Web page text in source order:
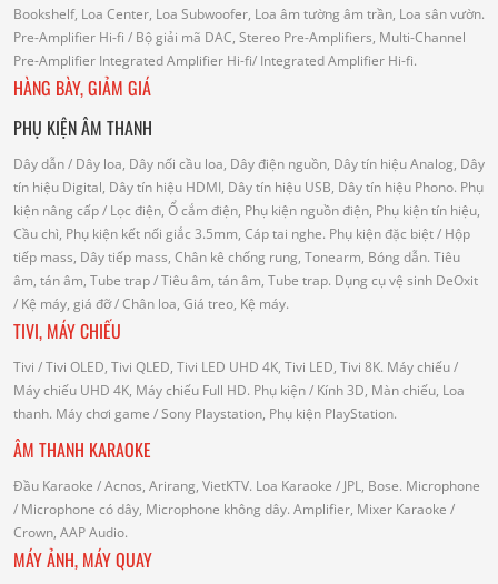
Bookshelf, Loa Center, Loa Subwoofer, Loa âm tường âm trần, Loa sân vườn.
Pre-Amplifier Hi-fi / Bộ giải mã DAC, Stereo Pre-Amplifiers, Multi-Channel
Pre-Amplifier Integrated Amplifier Hi-fi/ Integrated Amplifier Hi-fi.
HÀNG BÀY, GIẢM GIÁ
PHỤ KIỆN ÂM THANH
Dây dẫn/ Dây loa, Dây nối cầu loa, Dây điện nguồn, Dây tín hiệu Analog, Dây
tín hiệu Digital, Dây tín hiệu HDMI, Dây tín hiệu USB, Dây tín hiệu Phono. Phụ
kiện nâng cấp/ Lọc điện, Ổ cắm điện, Phụ kiện nguồn điện, Phụ kiện tín hiệu,
Cầu chì, Phụ kiện kết nối giắc 3.5mm, Cáp tai nghe. Phụ kiện đặc biệt/ Hộp
tiếp mass, Dây tiếp mass, Chân kê chống rung, Tonearm, Bóng dẫn. Tiêu
âm, tán âm, Tube trap/ Tiêu âm, tán âm, Tube trap. Dụng cụ vệ sinh DeOxit
/ Kệ máy, giá đỡ/ Chân loa, Giá treo, Kệ máy.
TIVI, MÁY CHIẾU
Tivi / Tivi OLED, Tivi QLED, Tivi LED UHD 4K, Tivi LED, Tivi 8K. Máy chiếu/
Máy chiếu UHD 4K, Máy chiếu Full HD. Phụ kiện/ Kính 3D, Màn chiếu, Loa
thanh. Máy chơi game / Sony Playstation, Phụ kiện PlayStation.
ÂM THANH KARAOKE
Đầu Karaoke / Acnos, Arirang, VietKTV. Loa Karaoke / JPL, Bose. Microphone
/ Microphone có dây, Microphone không dây. Amplifier, Mixer Karaoke /
Crown, AAP Audio.
MÁY ẢNH, MÁY QUAY